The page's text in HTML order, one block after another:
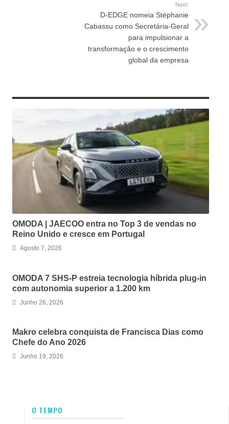
Next:
D-EDGE nomeia Stéphanie
Cabassu como Secretária-Geral
para impulsionar a
transformação e o crescimento
global da empresa
OMODA | JAECOO entra no Top 3 de vendas no
Reino Unido e cresce em Portugal
Agosto 7, 2026
OMODA 7 SHS-P estreia tecnologia híbrida plug-in
com autonomia superior a 1.200 km
Junho 26, 2026
Makro celebra conquista de Francisca Dias como
Chefe do Ano 2026
Junho 19, 2026
O TEMPO